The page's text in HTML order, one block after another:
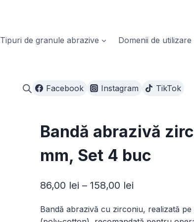
Tipuri de granule abrazive Domenii de utilizare
Facebook Instagram TikTok
Bandă abrazivă
mm, Set 4 buc
86,00 lei – 158,00 leiInterval
prețuri:
Bandă abrazivă cu zirconiu, realizată